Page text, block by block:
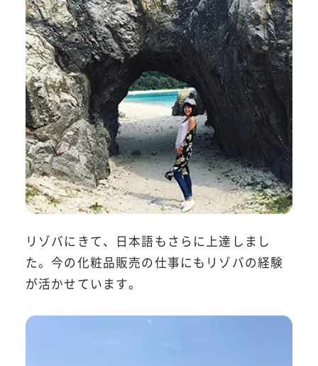
リゾバにきて、日本語もさらに上達しまし
た。今の化粧品販売の仕事にもリゾバの経験
が活かせています。